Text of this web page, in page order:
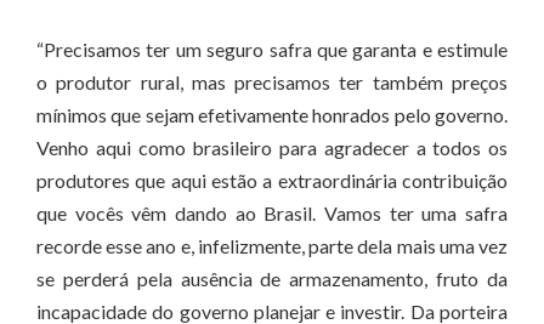
“Precisamos ter um seguro safra que garanta e estimule
o produtor rural, mas precisamos ter também preços
mínimos que sejam efetivamente honrados pelo governo.
Venho aqui como brasileiro para agradecer a todos os
produtores que aqui estão a extraordinária contribuição
que vocês vêm dando ao Brasil. Vamos ter uma safra
recorde esse ano e, infelizmente, parte dela mais uma vez
se perderá pela ausência de armazenamento, fruto da
incapacidade do governo planejar e investir. Da porteira